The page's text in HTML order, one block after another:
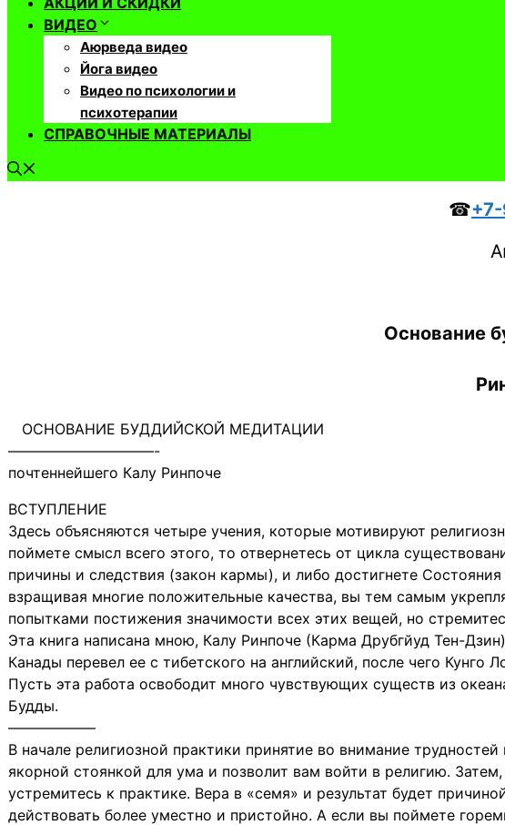
ВИДЕО
Аюрведа видео
Йога видео
Видео по психологии и
психотерапии
СПРАВОЧНЫЕ МАТЕРИАЛЫ
☎
Основание
ОСНОВАНИЕ БУДДИЙСКОЙ МЕДИТАЦИИ
——————————-
почтеннейшего Калу Ринпоче
ВСТУПЛЕНИЕ
Здесь объясняются четыре учения, которые мотивируют
поймете смысл всего этого, то отвернетесь от цикла
причины и следствия (закон кармы), и либо достигнете
взpащивая многие положительные качества, вы тем самым
попытками постижения значимости всех этих вещей, но
Эта книга написана мною, Калу Ринпоче (Карма Друбгйуд Тен-
Канады перевел ее с тибетского на английский, после чего Кунго
Пусть эта работа освободит много чувствующих существ из
Будды.
——————
В начале религиозной практики принятие во внимание
якорной стоянкой для ума и позволит вам войти в религию.
устремитесь к практике. Вера в «семя» и результат будет
действовать более уместно и пристойно. А если вы поймете